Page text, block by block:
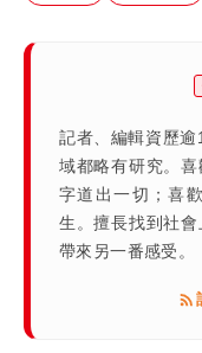
記者、編輯資歷
域都略有研究。
字道出一切；喜
生。擅長找到社
帶來另一番感受。